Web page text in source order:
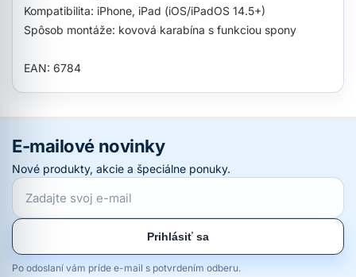
Kompatibilita: iPhone, iPad (iOS/iPadOS 14.5+)
Spôsob montáže: kovová karabína s funkciou spony
EAN: 6784
E-mailové novinky
Nové produkty, akcie a špeciálne ponuky.
Prihlásiť sa
Po odoslaní vám príde e-mail s potvrdením odberu.